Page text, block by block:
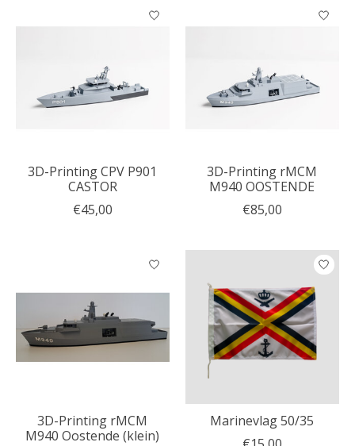
3D-Printing CPV P901
CASTOR
€45,00
3D-Printing rMCM
M940 OOSTENDE
€85,00
3D-Printing rMCM
M940 Oostende (klein)
Marinevlag 50/35